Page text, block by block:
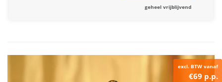
geheel vrijblijvend
excl. BTW vanaf
€69 p.p.